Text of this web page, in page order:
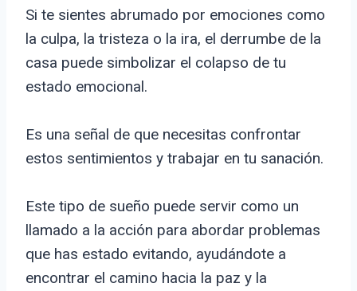
Si te sientes abrumado por emociones como
la culpa, la tristeza o la ira, el derrumbe de la
casa puede simbolizar el colapso de tu
estado emocional.
Es una señal de que necesitas confrontar
estos sentimientos y trabajar en tu sanación.
Este tipo de sueño puede servir como un
llamado a la acción para abordar problemas
que has estado evitando, ayudándote a
encontrar el camino hacia la paz y la